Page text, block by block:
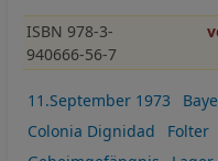
ISBN 978-3-
940666-56-7
11.September 1973
Colonia Dignidad
Folter